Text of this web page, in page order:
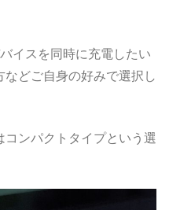
イスを同時に充電したい
どご自身の好みで選択し
コンパクトタイプという選